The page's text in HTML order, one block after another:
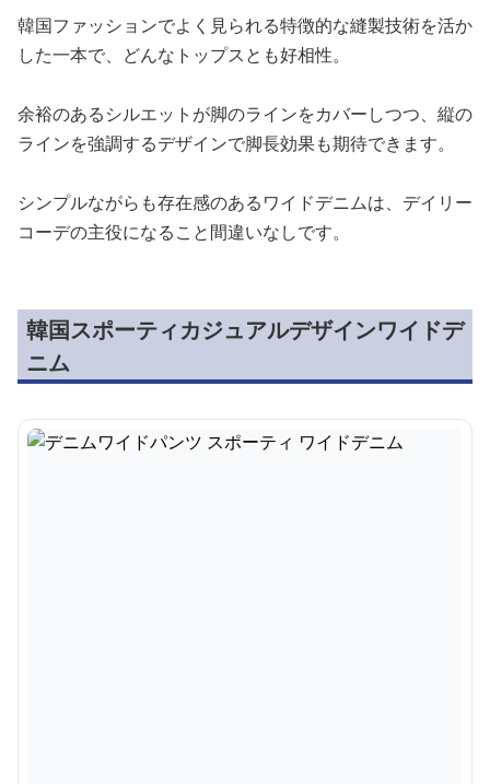
韓国ファッションでよく見られる特徴的な縫製技術を活か
した一本で、どんなトップスとも好相性。
余裕のあるシルエットが脚のラインをカバーしつつ、縦の
ラインを強調するデザインで脚長効果も期待できます。
シンプルながらも存在感のあるワイドデニムは、デイリー
コーデの主役になること間違いなしです。
韓国スポーティカジュアルデザインワイドデ
ニム